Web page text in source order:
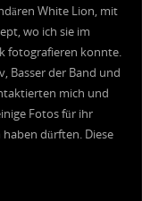
White Lion, mit
wo ich sie im
fotografieren konnte.
Basser der Band und
mich und
Fotos für ihr
haben dürften. Diese